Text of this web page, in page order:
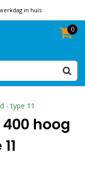
in huis
0
- type 11
hoog